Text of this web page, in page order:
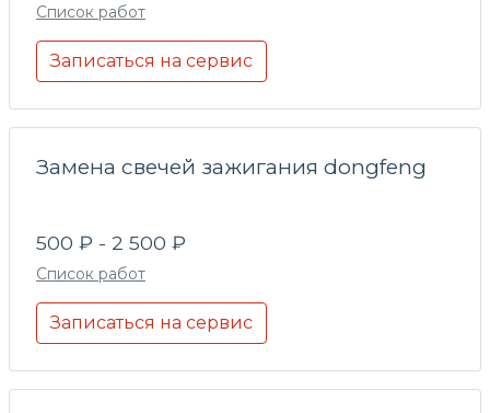
Список работ
Записаться на сервис
Замена свечей зажигания dongfeng
500 ₽ - 2 500 ₽
Список работ
Записаться на сервис